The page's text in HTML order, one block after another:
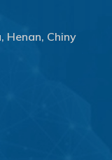
Henan, Chiny